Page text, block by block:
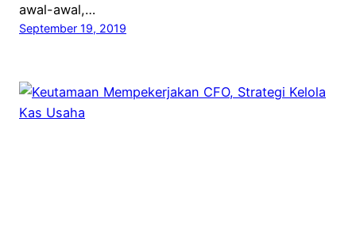
awal-awal,…
September 19, 2019